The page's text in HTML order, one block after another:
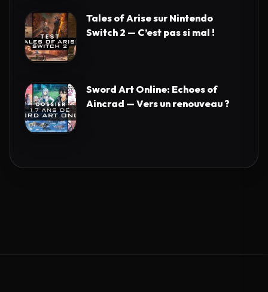
Tales of Arise sur Nintendo
Switch 2 — C’est pas si mal !
Sword Art Online: Echoes of
Aincrad — Vers un renouveau ?